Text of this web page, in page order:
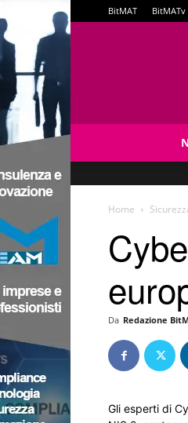
BitMAT BitMATv
Home
Da Redazione
Gli esperti di